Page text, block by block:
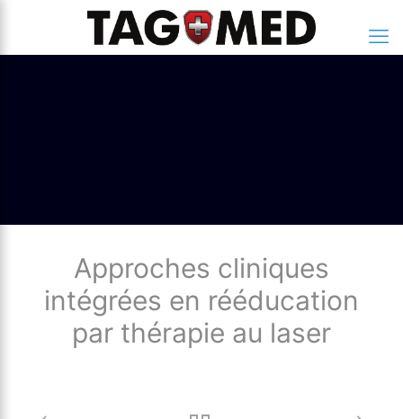
Approches cliniques
intégrées en rééducation
par thérapie au laser